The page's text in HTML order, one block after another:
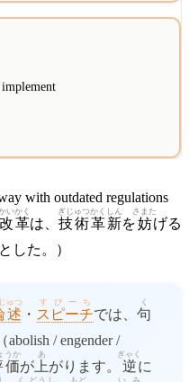
with outdated regulations
改革
いかく
は、 技術
ぎじゅつ
革新
かくしん
を妨
さまた
げる
した。）
述
ゅつ
・ スピーチ
すぴーち
では、 句
く
（abolish / engender /
価
うか
が 上
あ
がります。 逆
ぎゃく
に
く どうし もど いみ